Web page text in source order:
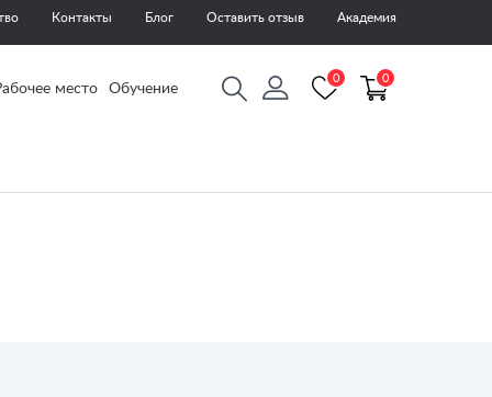
Контакты Блог Оставить отзыв Академия
место Обучение
0 0